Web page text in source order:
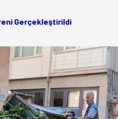
Gerçekleştirildi